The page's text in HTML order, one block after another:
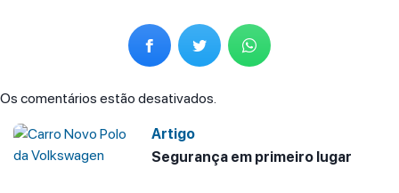
Os comentários estão desativados.
Artigo
Segurança em primeiro lugar